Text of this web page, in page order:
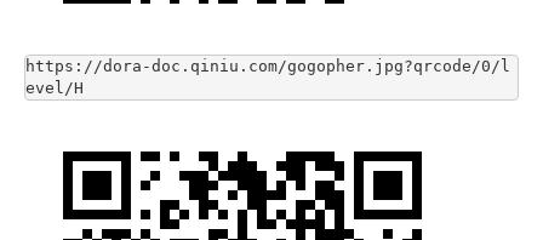
https://dora-doc.qiniu.com/gogopher.jpg?qrcode/0/l